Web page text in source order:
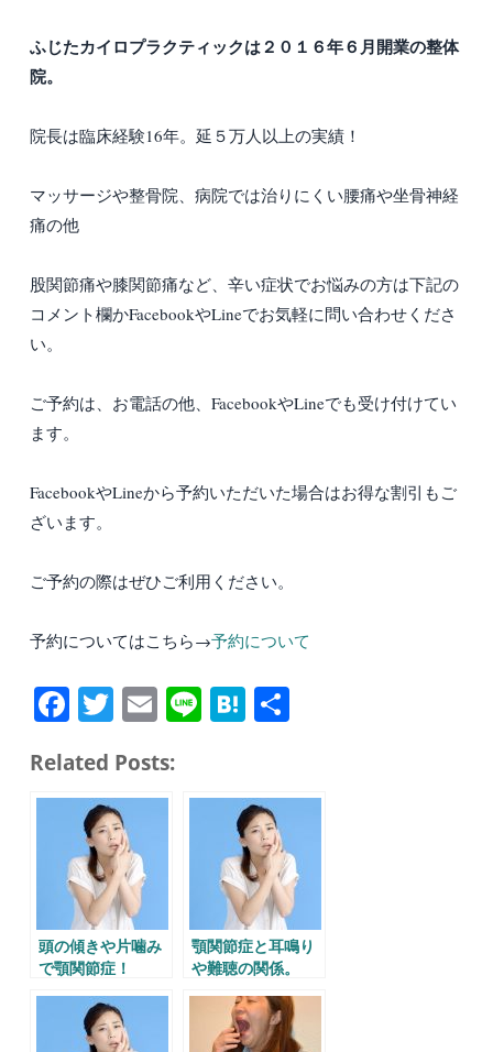
ふじたカイロプラクティックは２０１６年６月開業の整体
院。
院長は臨床経験16年。延５万人以上の実績！
マッサージや整骨院、病院では治りにくい腰痛や坐骨神経
痛の他
股関節痛や膝関節痛など、辛い症状でお悩みの方は下記の
コメント欄かFacebookやLineでお気軽に問い合わせくださ
い。
ご予約は、お電話の他、FacebookやLineでも受け付けてい
ます。
FacebookやLineから予約いただいた場合はお得な割引もご
ざいます。
ご予約の際はぜひご利用ください。
予約についてはこちら→予約について
Fa
bo
ok
T
tte
r
E
ail
Li H
a
Related Posts:
頭の傾きや片噛み
で顎関節症！
顎関節症と耳鳴り
や難聴の関係。